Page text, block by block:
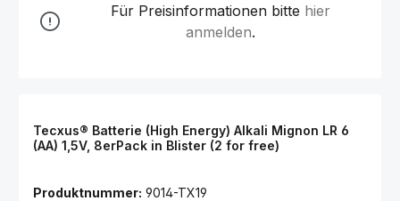
Für Preisinformationen bitte hier
anmelden.
Tecxus® Batterie (High Energy) Alkali Mignon LR 6
(AA) 1,5V, 8erPack in Blister (2 for free)
Produktnummer: 9014-TX19